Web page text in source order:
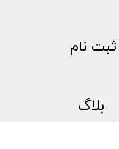
بلاگ
ثبت نام